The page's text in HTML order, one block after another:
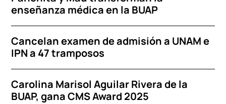
enseñanza médica en la BUAP
Cancelan examen de admisión a UNAM e
IPN a 47 tramposos
Carolina Marisol Aguilar Rivera de la
BUAP, gana CMS Award 2025